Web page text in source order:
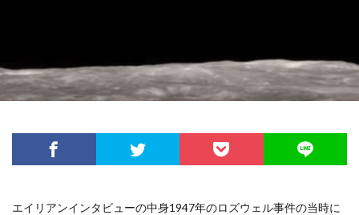
エイリアンインタビューの中身1947年のロズウェル事件の当時に